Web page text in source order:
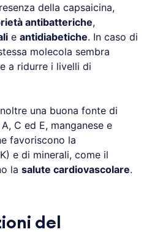
della capsaicina,
antibatteriche,
e antidiabetiche. In caso di
molecola sembra
a ridurre i livelli di
una buona fonte di
C ed E, manganese e
favoriscono la
e di minerali, come il
la salute cardiovascolare.
del